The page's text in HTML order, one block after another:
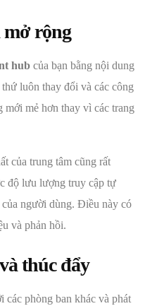
mở rộng
hub của bạn bằng nội dung
luôn thay đổi và các công
mẻ hơn thay vì các trang
của trung tâm cũng rất
độ lưu lượng truy cập tự
người dùng. Điều này có
và phản hồi.
thúc đẩy
các phòng ban khác và phát